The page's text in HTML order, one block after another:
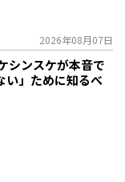
2026年08月07日
シンスケが本音で
い」ために知るべ